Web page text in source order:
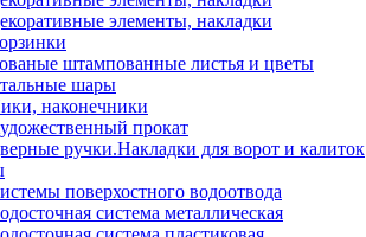
элементы, накладки
штампованные листья и цветы
шары
наконечники
прокат
ручки.Накладки для ворот и калиток
поверхостного водоотвода
система металлическая